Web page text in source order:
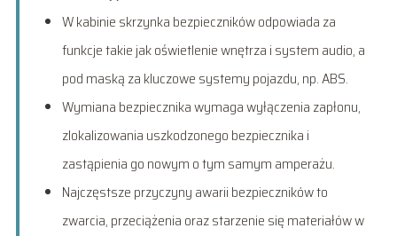
W kabinie skrzynka bezpieczników odpowiada za
funkcje takie jak oświetlenie wnętrza i system audio, a
pod maską za kluczowe systemy pojazdu, np. ABS.
Wymiana bezpiecznika wymaga wyłączenia zapłonu,
zlokalizowania uszkodzonego bezpiecznika i
zastąpienia go nowym o tym samym amperażu.
Najczęstsze przyczyny awarii bezpieczników to
zwarcia, przeciążenia oraz starzenie się materiałów w